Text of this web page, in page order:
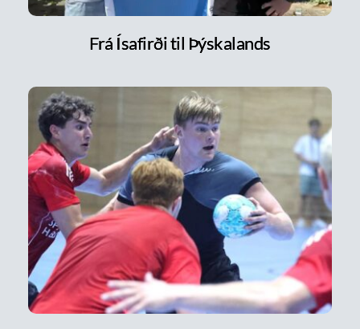
Frá Ísafirði til Þýskalands